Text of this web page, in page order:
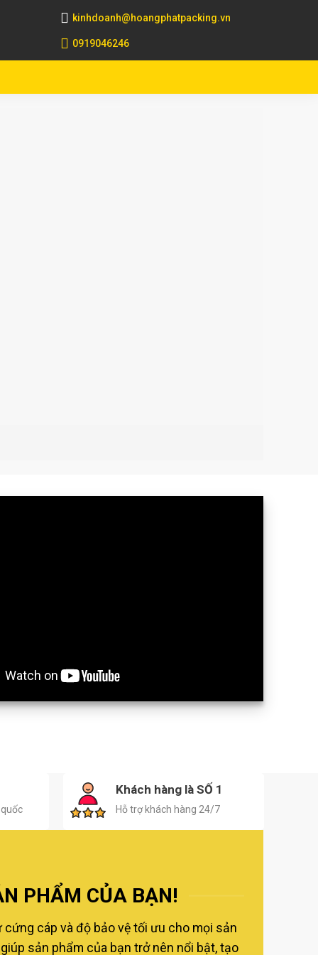
kinhdoanh@hoangphatpacking.vn
0919046246
Khách hàng là SỐ 1
Hỗ trợ khách hàng 24/7
PHẨM CỦA BẠN!
cáp và độ bảo vệ tối ưu cho mọi sản
sản phẩm của bạn trở nên nổi bật, tạo